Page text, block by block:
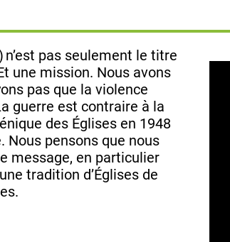
n’est pas seulement le titre
une mission. Nous avons
pas que la violence
guerre est contraire à la
des Églises en 1948
Nous pensons que nous
message, en particulier
tradition d’Églises de